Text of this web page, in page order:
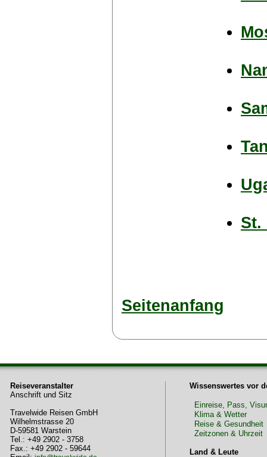
St.
Seitenanfang
Reiseveranstalter
Anschrift und Sitz
Travelwide Reisen GmbH
Wilhelmstrasse 20
D-59581 Warstein
Tel.: +49 2902 - 3758
Fax.: +49 2902 - 59644
Wissenswertes vor
Einreise, Pass,
Klima & Wetter
Reise & Gesundheit
Zeitzonen & Uhrzeit
Land & Leute